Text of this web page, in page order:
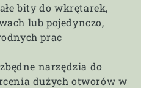
bity do wkrętarek,
lub pojedynczo,
prac
narzędzia do
dużych otworów w